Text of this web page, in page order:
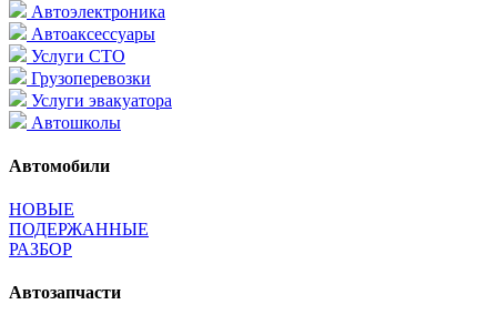
Автоэлектроника
Автоаксессуары
Услуги СТО
Грузоперевозки
Услуги эвакуатора
Автошколы
Автомобили
НОВЫЕ
ПОДЕРЖАННЫЕ
РАЗБОР
Автозапчасти